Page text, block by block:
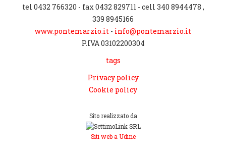
tel 0432 766320 - fax 0432 829711 - cell 340 8944478 ,
339 8945166
www.pontemarzio.it - info@pontemarzio.it
P.IVA 03102200304
tags
Privacy policy
Cookie policy
Sito realizzato da
Siti web a Udine